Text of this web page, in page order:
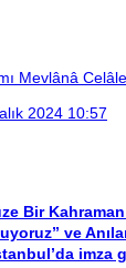
Mevlânâ
2024 10:57
Bir
ve
imza